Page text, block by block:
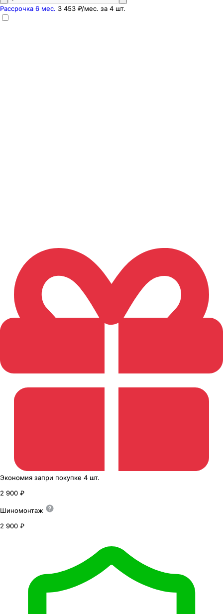
Рассрочка 6 мес. 3 453 ₽/мес. за 4 шт.
Экономия запри покупке 4 шт.
2 900 ₽
Шиномонтаж
2 900 ₽